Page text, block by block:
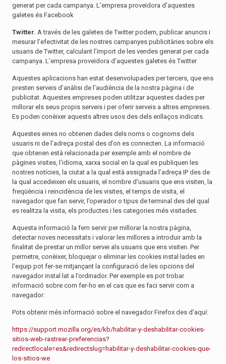
generat per cada campanya. L’empresa proveïdora d’aquestes
galetes és Facebook
Twitter. A través de les galetes de Twitter podem, publicar anuncis i
mesurar l’efectivitat de les nostres campanyes publicitàries sobre els
usuaris de Twitter, calculant l’import de les vendes generat per cada
campanya. L’empresa proveïdora d’aquestes galetes és Twitter
Aquestes aplicacions han estat desenvolupades per tercers, que ens
presten serveis d’anàlisi de l’audiència de la nostra pàgina i de
publicitat. Aquestes empreses poden utilitzar aquestes dades per
millorar els seus propis serveis i per oferir serveis a altres empreses.
Es poden conèixer aquests altres usos des dels enllaços indicats.
Aquestes eines no obtenen dades dels noms o cognoms dels
usuaris ni de l’adreça postal des d’on es connecten. La informació
que obtenen està relacionada per exemple amb el nombre de
pàgines visites, l’idioma, xarxa social en la qual es publiquen les
nostres notícies, la ciutat a la qual està assignada l’adreça IP des de
la qual accedeixen els usuaris, el nombre d’usuaris que ens visiten, la
freqüència i reincidència de les visites, el temps de visita, el
navegador que fan servir, l’operador o tipus de terminal des del qual
es realitza la visita, els productes i les categories més visitades.
Aquesta informació la fem servir per millorar la nostra pàgina,
detectar noves necessitats i valorar les millores a introduir amb la
finalitat de prestar un millor servei als usuaris que ens visiten. Per
permetre, conèixer, bloquejar o eliminar les cookies instal·lades en
l’equip pot fer-se mitjançant la configuració de les opcions del
navegador instal·lat a l’ordinador. Per exemple es pot trobar
informació sobre com fer-ho en el cas que es faci servir com a
navegador:
Pots obtenir més informació sobre el navegador Firefox des d’aquí:
https://support.mozilla.org/es/kb/habilitar-y-deshabilitar-cookies-
sitios-web-rastrear-preferencias?
redirectlocale=es&redirectslug=habilitar-y-deshabilitar-cookies-que-
los-sitios-we